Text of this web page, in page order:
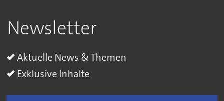
Newsletter
Aktuelle News & Themen
Exklusive Inhalte